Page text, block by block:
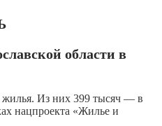
области в
жилья. Из них 399 тысяч — в
нацпроекта «Жилье и